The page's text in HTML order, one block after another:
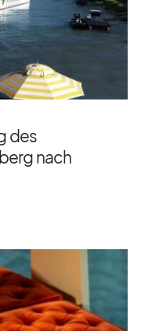
des
nach